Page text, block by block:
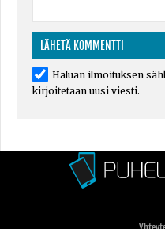
Haluan ilmoituksen
kirjoitetaan uusi viesti.